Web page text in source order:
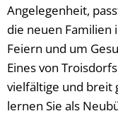
Angelegenheit,
die neuen Familien
Feiern und um
Eines von
vielfältige und breit
lernen Sie als